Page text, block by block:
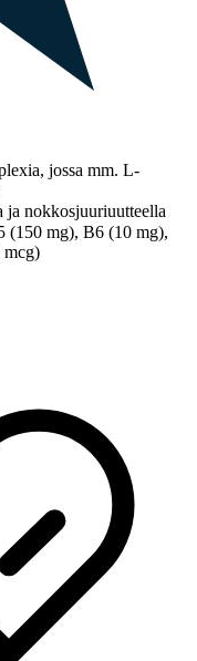
jossa mm. L-
ja nokkosjuuriuutteella
(150 mg), B6 (10 mg),
mcg)